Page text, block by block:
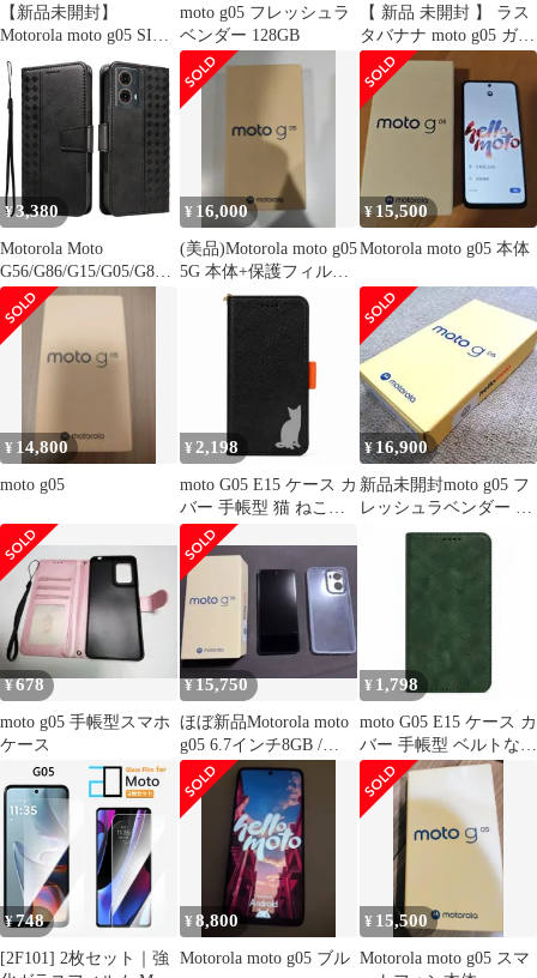
【新品未開封】
Motorola moto g05 SIM
フリー 本体
moto g05 フレッシュラ
ベンダー 128GB
【 新品 未開封 】 ラス
タバナナ moto g05 ガラ
スフィルム 光沢 クリア
GP4844MG05 未使用 送
料無料
¥3,380
Motorola Moto
G56/G86/G15/G05/G85/
G84/G75/G73/G55/G35/
G34/G23/G13/G04 用 レ
ザー
¥ 16,000
(美品)Motorola moto g05
5G 本体+保護フィルム
+ケース2つ
¥ 15,500
Motorola moto g05 本体
¥ 14,800
moto g05
¥ 2,198
moto G05 E15 ケース カ
バー 手帳型 猫 ねこ
moto G05ケース moto
G05カバー moto E15ケ
ース moto E15カバー
"q-14m-27-dn01
¥16,900
新品未開封moto g05 フ
レッシュラベンダー ス
マートフォン SIMフ
¥678
moto g05 手帳型スマホ
ケース
¥15,750
ほぼ新品Motorola moto
g05 6.7インチ8GB /
128GB
¥ 1,798
moto G05 E15 ケース カ
バー 手帳型 ベルトなし
moto G05ケース moto
G05カバー moto E15ケ
ース moto E15カバー
"q-3m-21
¥748
[2F101] 2枚セット｜強
¥8,800
Motorola moto g05 ブル
¥ 15,500
Motorola moto g05 スマ